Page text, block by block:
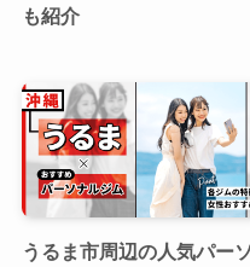
も紹介
うるま市周辺の人気パー